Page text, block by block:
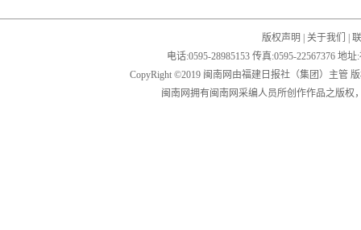
版权声明 关于我们
电话:0595-28985153 传真:0595-22567376 地
CopyRight ©2019 闽南网由福建日报社（集团）主管
闽南网拥有闽南网采编人员所创作作品之版